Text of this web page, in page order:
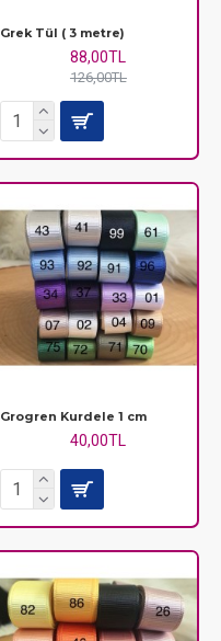
Grek Tül ( 3 metre)
88,00TL
126,00TL
Grogren Kurdele 1 cm
40,00TL